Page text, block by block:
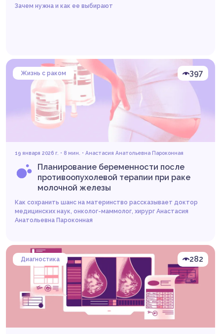
Зачем нужна и как ее выбирают
Читать
Жизнь с раком 397
19 января 2026 г. • 8 мин. • Анастасия Анатольевна Пароконная
Планирование беременности после
противоопухолевой терапии при раке
молочной железы
Как сохранить шанс на материнство рассказывает доктор
медицинских наук, онколог-маммолог, хирург Анастасия
Анатольевна Пароконная
Читать
Диагностика 282